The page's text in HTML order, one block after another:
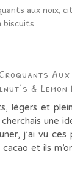
&
légers et
une
j’ai vu ces
et ils